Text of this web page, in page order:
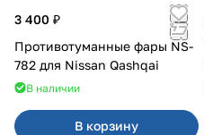
3 400 ₽
Противотуманные фары NS-
782 для Nissan Qashqai
В наличии
В корзину